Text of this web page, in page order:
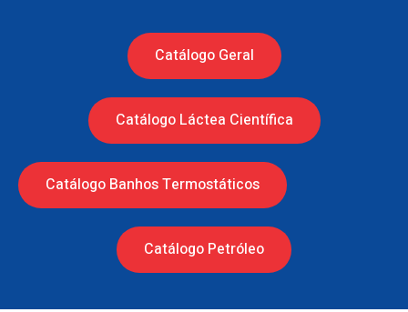
Catálogo Geral
Catálogo Láctea Científica
Catálogo Banhos Termostáticos
Catálogo Petróleo